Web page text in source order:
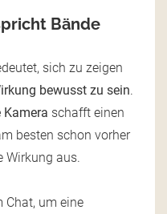
Bände
sich zu zeigen
bewusst zu sein.
schafft einen
besten schon vorher
Wirkung aus.
Chat, um eine